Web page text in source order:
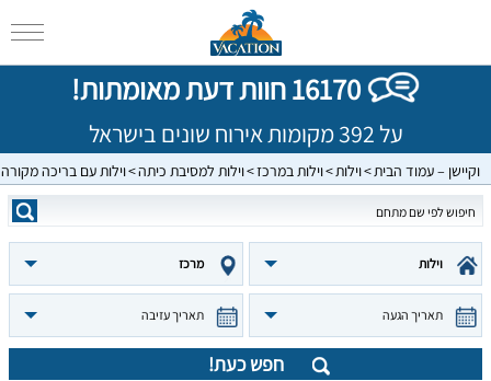
16170 חוות דעת מאומתות!
על 392 מקומות אירוח שונים בישראל
וקיישן – עמוד הבית וילות וילות במרכז וילות למסיבת כיתה וילות עם בריכה מקורה
וילות מרכז
תאריך הגעה תאריך עזיבה
חפש כעת!